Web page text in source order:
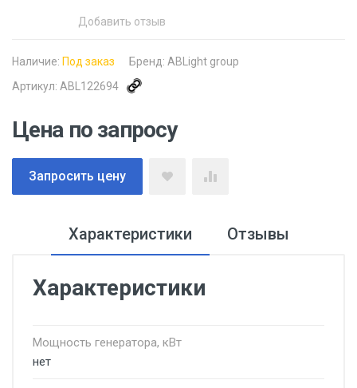
Добавить отзыв
Наличие: Под заказ Бренд: ABLight group
Артикул: ABL122694
Цена по запросу
Запросить цену
Характеристики Отзывы
Характеристики
Мощность генератора, кВт
нет